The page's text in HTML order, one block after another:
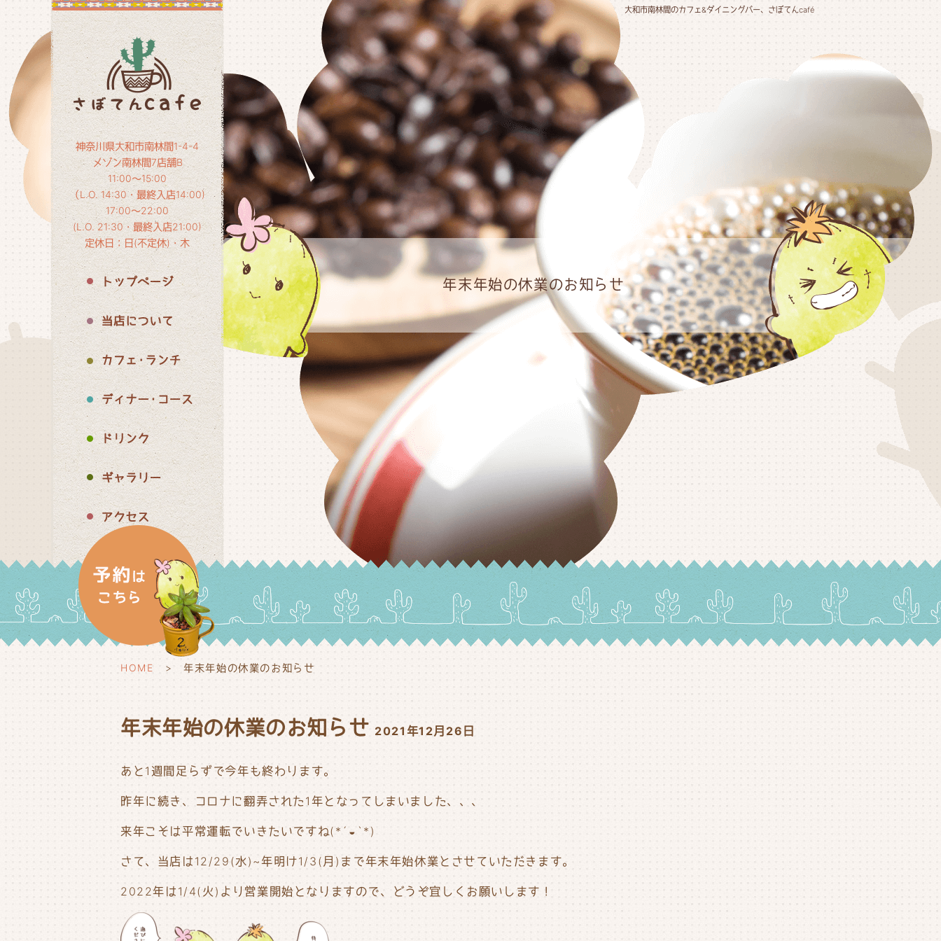
神奈川県大和市南林間1-4-4
メゾン南林間7店舗B
11:00～15:00
（L.O. 14:30・最終入店14:00)
17:00～22:00
(L.O. 21:30・最終入店21:00)
定休日：日(不定休)・木
大和市南林間のカフェ&ダイニングバー、さぼてんcafé
年末年始の休業のお知らせ
HOME 年末年始の休業のお知らせ
年末年始の休業のお知らせ 2021年12月26日
あと1週間足らずで今年も終わります。
昨年に続き、コロナに翻弄された1年となってしまいました、、、
来年こそは平常運転でいきたいですね(*´◒`*)
さて、当店は12/29(水)~年明け1/3(月)まで年末年始休業とさせていただきます。
2022年は1/4(火)より営業開始となりますので、どうぞ宜しくお願いします！